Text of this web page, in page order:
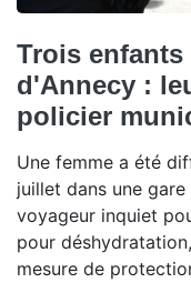
Trois enfants
d'Annecy :
policier
Une femme a été
juillet dans une gare
voyageur inquiet
pour
mesure de